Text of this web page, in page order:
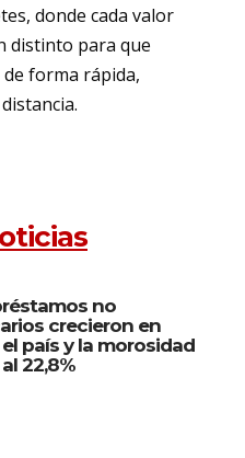
donde cada valor
distinto para que
forma rápida,
no
crecieron en
país y la morosidad
22,8%